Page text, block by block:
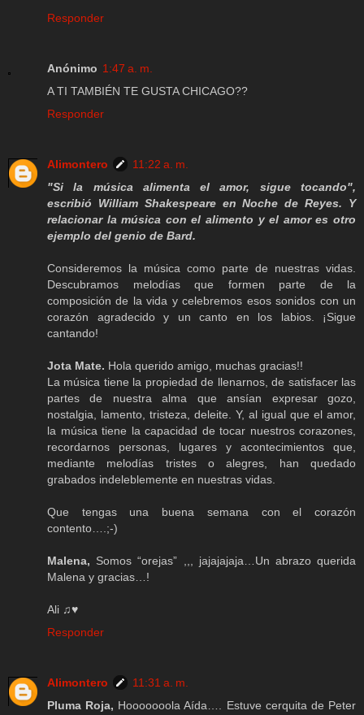
Responder
Anónimo 1:47 a. m.
A TI TAMBIÉN TE GUSTA CHICAGO??
Responder
Alimontero
11:22 a. m.
"Si la música alimenta el amor, sigue tocando",
escribió William Shakespeare en Noche de Reyes. Y
relacionar la música con el alimento y el amor es otro
ejemplo del genio de Bard.
Consideremos la música como parte de nuestras vidas.
Descubramos melodías que formen parte de la
composición de la vida y celebremos esos sonidos con un
corazón agradecido y un canto en los labios. ¡Sigue
cantando!
Jota Mate. Hola querido amigo, muchas gracias!!
La música tiene la propiedad de llenarnos, de satisfacer las
partes de nuestra alma que ansían expresar gozo,
nostalgia, lamento, tristeza, deleite. Y, al igual que el amor,
la música tiene la capacidad de tocar nuestros corazones,
recordarnos personas, lugares y acontecimientos que,
mediante melodías tristes o alegres, han quedado
grabados indeleblemente en nuestras vidas.
Que tengas una buena semana con el corazón
contento….;-)
Malena, Somos “orejas” ,,, jajajajaja…Un abrazo querida
Malena y gracias…!
Ali ♫♥
Responder
Alimontero
11:31 a. m.
Pluma Roja, Hooooooola Aída…. Estuve cerquita de Peter